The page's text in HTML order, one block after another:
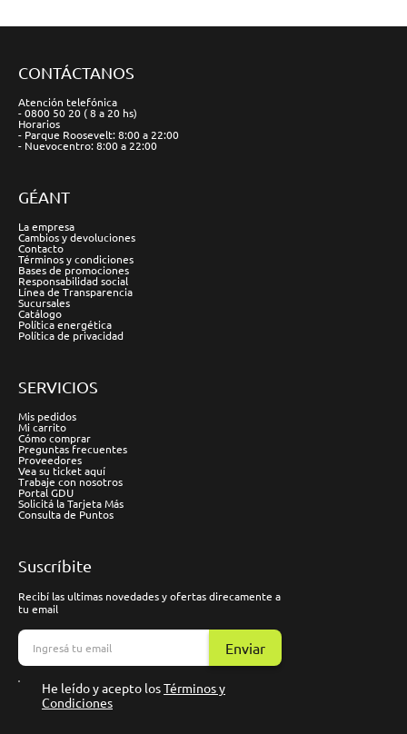
CONTÁCTANOS
Atención telefónica
- 0800 50 20 ( 8 a 20 hs)
Horarios
- Parque Roosevelt: 8:00 a 22:00
- Nuevocentro: 8:00 a 22:00
GÉANT
La empresa
Cambios y devoluciones
Contacto
Términos y condiciones
Bases de promociones
Responsabilidad social
Línea de Transparencia
Sucursales
Catálogo
Política energética
Política de privacidad
SERVICIOS
Mis pedidos
Mi carrito
Cómo comprar
Preguntas frecuentes
Proveedores
Vea su ticket aquí
Trabaje con nosotros
Portal GDU
Solicitá la Tarjeta Más
Consulta de Puntos
Suscríbite
Recibí las ultimas novedades y ofertas direcamente a
tu email
Enviar
He leído y acepto losTérminos y
Condiciones